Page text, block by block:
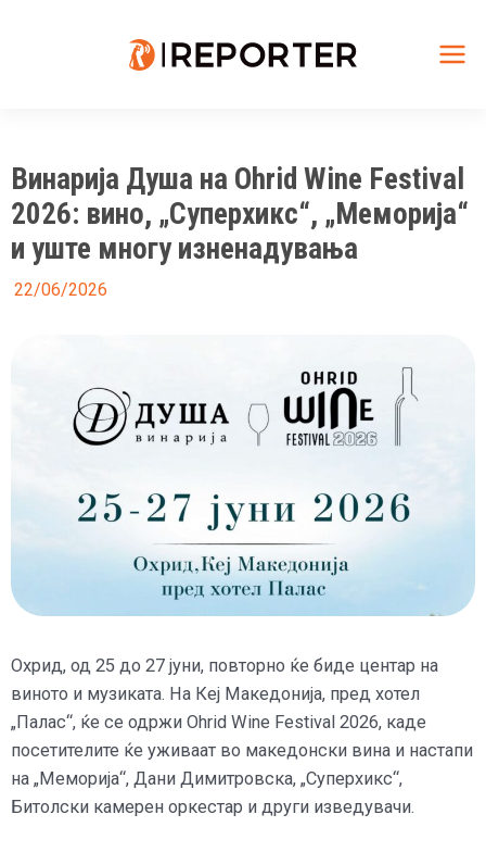
Винарија Душа на Ohrid Wine Festival
2026: вино, „Суперхикс“, „Меморија“
и уште многу изненадувања
22/06/2026
Охрид, од 25 до 27 јуни, повторно ќе биде центар на
виното и музиката. На Кеј Македонија, пред хотел
„Палас“, ќе се одржи Ohrid Wine Festival 2026, каде
посетителите ќе уживаат во македонски вина и настапи
на „Меморија“, Дани Димитровска, „Суперхикс“,
Битолски камерен оркестар и други изведувачи.